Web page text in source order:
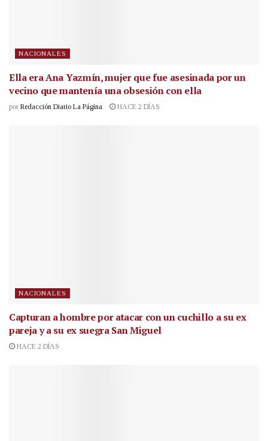
NACIONALES
Ella era Ana Yazmín, mujer que fue asesinada por un
vecino que mantenía una obsesión con ella
por Redacción Diario La Página HACE 2 DÍAS
NACIONALES
Capturan a hombre por atacar con un cuchillo a su ex
pareja y a su ex suegra San Miguel
HACE 2 DÍAS